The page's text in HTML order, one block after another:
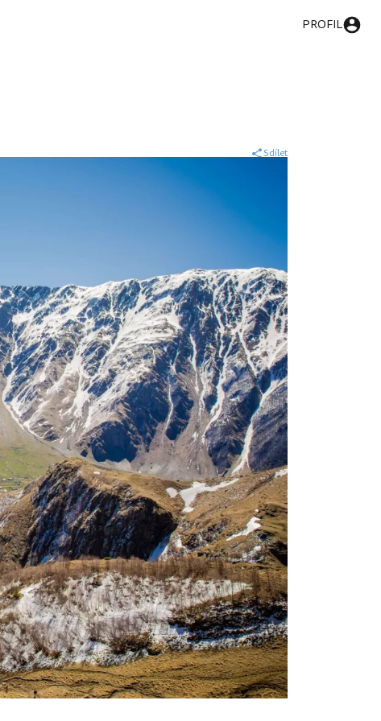
PROFIL
Sdílet